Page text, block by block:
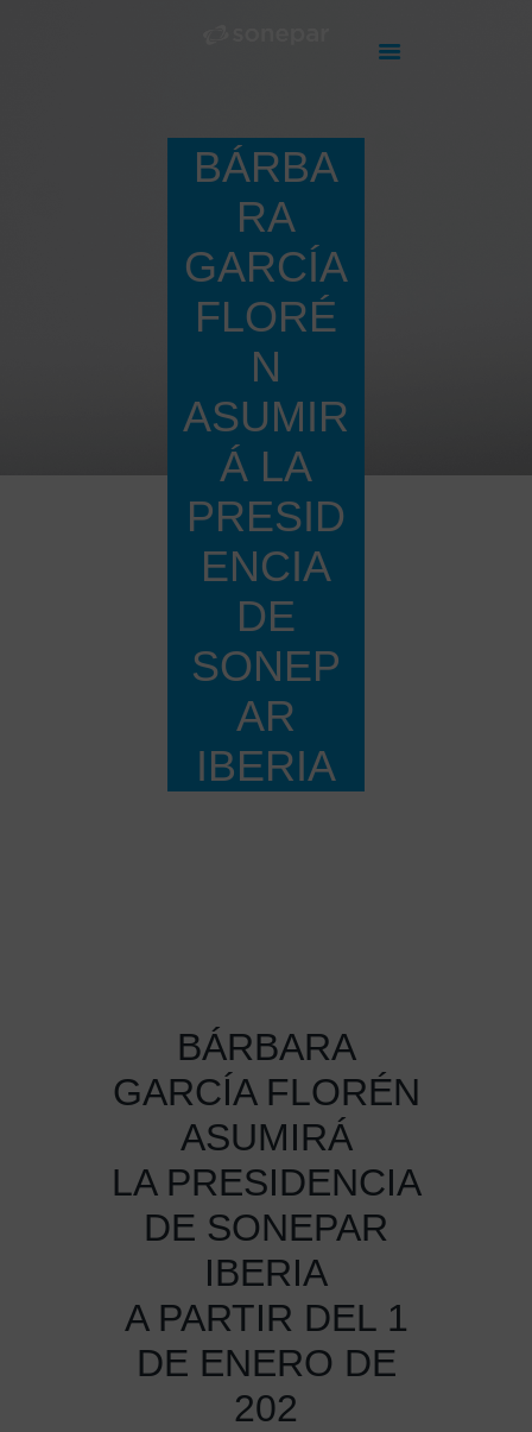
BÁRBA
RA
GARCÍA
FLORÉ
N
ASUMIR
Á LA
PRESID
ENCIA
DE
SONEP
AR
IBERIA
PRODUCTOS
NOSOTROS
BÁRBARA
GARCÍA FLORÉN
ASUMIRÁ
LA PRESIDENCIA
DE SONEPAR
IBERIA
A PARTIR DEL 1
DE ENERO DE
202